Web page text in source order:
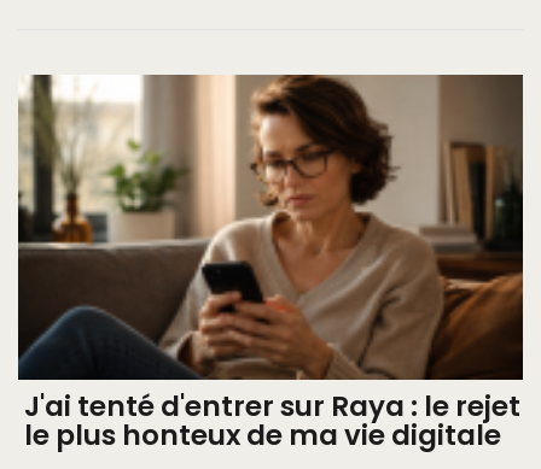
J'ai tenté d'entrer sur Raya : le rejet
le plus honteux de ma vie digitale